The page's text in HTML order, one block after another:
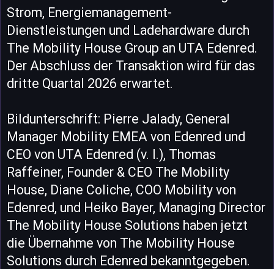
Strom, Energiemanagement-
Dienstleistungen und Ladehardware durch
The Mobility House Group an UTA Edenred.
Der Abschluss der Transaktion wird für das
dritte Quartal 2026 erwartet.
Bildunterschrift: Pierre Jalady, General
Manager Mobility EMEA von Edenred und
CEO von UTA Edenred (v. l.), Thomas
Raffeiner, Founder & CEO The Mobility
House, Diane Coliche, COO Mobility von
Edenred, und Heiko Bayer, Managing Director
The Mobility House Solutions haben jetzt
die Übernahme von The Mobility House
Solutions durch Edenred bekanntgegeben.